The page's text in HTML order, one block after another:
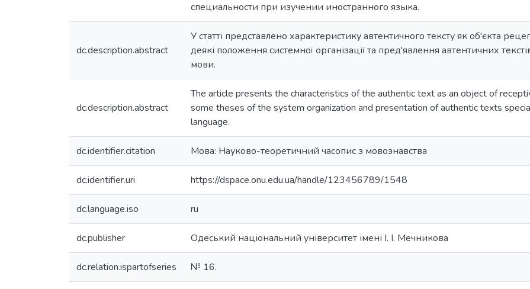
специальности при изучении иностранного языка.
dc.description.abstract
У статті представлено характеристику автентичного тексту як об'єкта
деякі положення системної організації та пред'явлення автентичних
мови.
dc.description.abstract
The article presents the characteristics of the authentic text as an object of
some theses of the system organization and presentation of authentic texts
language.
dc.identifier.citation Мова: Науково-теоретичний часопис з мовознавства
dc.identifier.uri https://dspace.onu.edu.ua/handle/123456789/1548
dc.language.iso ru
dc.publisher Одеський національний університет імені І. І. Мечникова
dc.relation.ispartofseries № 16.